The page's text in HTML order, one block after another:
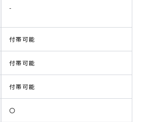
-
付帯可能
付帯可能
付帯可能
〇